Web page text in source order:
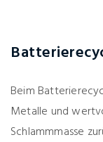
Beim
Metalle und
Schlammmasse